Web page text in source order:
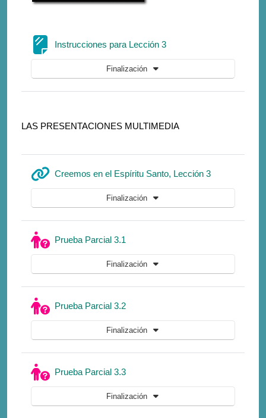
Instrucciones para Lección 3Página
Finalización
LAS PRESENTACIONES MULTIMEDIA
Creemos en el Espíritu Santo, Lección 3URL
Finalización
Prueba Parcial 3.1
Finalización
Prueba Parcial 3.2Cuestionario
Finalización
Prueba Parcial 3.3Cuestionario
Finalización